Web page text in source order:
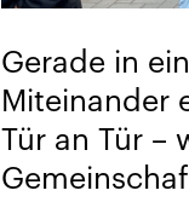
Gerade in
Miteinander
Tür an Tür –